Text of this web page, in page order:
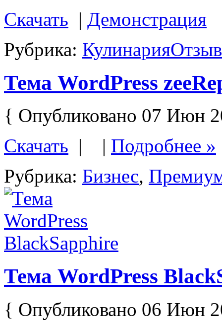
Скачать | Демонстрация
Рубрика: Кулинария
Тема WordPress
{ Опубликовано 07 Июн
Скачать | | Подробнее »
Рубрика: Бизнес,
Тема WordPress
{ Опубликовано 06 Июн